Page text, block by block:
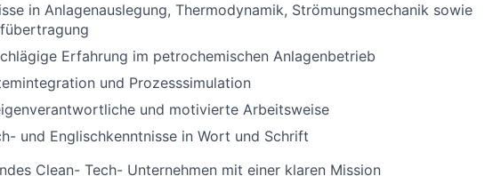
in Anlagenauslegung, Thermodynamik, Strömungsmechanik sowie
Erfahrung im petrochemischen Anlagenbetrieb
und Prozesssimulation
und motivierte Arbeitsweise
und Englischkenntnisse in Wort und Schrift
Clean- Tech- Unternehmen mit einer klaren Mission